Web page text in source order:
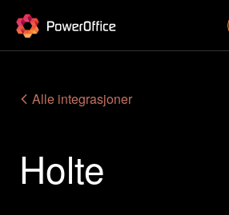
PowerOffice
Funksjoner
Priser
Våre partnere
Alle integrasjoner
Holte